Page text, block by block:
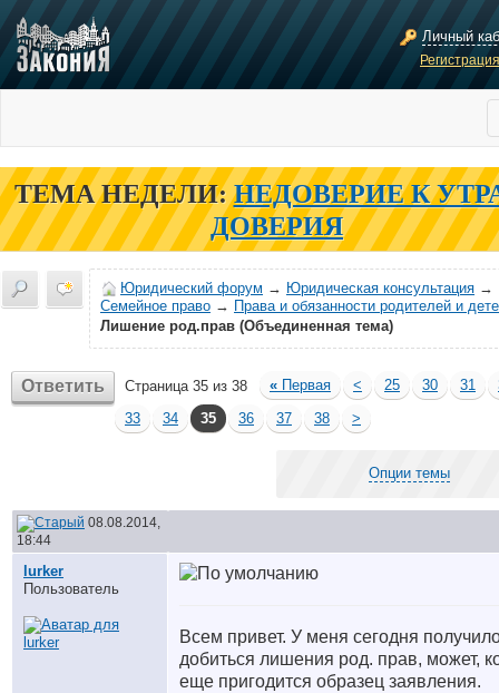
Личный
ТЕМА НЕДЕЛИ: НЕДОВЕРИЕ К
ДОВЕРИЯ
Юридический форум → Юридическая консультация →
Семейное право → Права и обязанности родителей и
Лишение род.прав (Объединенная тема)
Ответить Страница 35 из 38 « Первая < 25 30 31
33
34 35 36 37 38 >
Опции темы
08.08.2014,
18:44
lurker
Пользователь
Всем привет. У меня сегодня
добиться лишения род. прав, может,
еще пригодится образец заявления.